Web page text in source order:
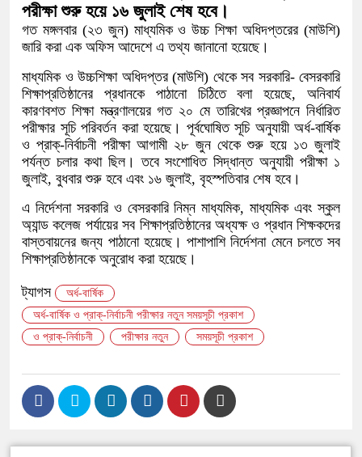
পড়েছে মেহেরপুরবাসী
দিনাজপুর পলিটেকনিক ইনস্টিটিউটের হীরক জয়ন্তী:
আনুষ্ঠানিক উদ্বোধন
পূর্বধলায় কেন্দ্রীয় মন্দিরের ৭১ সদস্যের পূর্ণাঙ্গ
হস্তান্তর
পরীক্ষা শুরু হয়ে ১৬ জুলাই শেষ হবে।
গত মঙ্গলবার (২৩ জুন) মাধ্যমিক ও উচ্চ শিক্ষা অধিদপ্তরের (মাউশি)
জারি করা এক অফিস আদেশে এ তথ্য জানানো হয়েছে।
মাধ্যমিক ও উচ্চশিক্ষা অধিদপ্তর (মাউশি) থেকে সব সরকারি- বেসরকারি
শিক্ষাপ্রতিষ্ঠানের প্রধানকে পাঠানো চিঠিতে বলা হয়েছে, অনিবার্য
কারণবশত শিক্ষা মন্ত্রণালয়ের গত ২০ মে তারিখের প্রজ্ঞাপনে নির্ধারিত
পরীক্ষার সূচি পরিবর্তন করা হয়েছে। পূর্বঘোষিত সূচি অনুযায়ী অর্ধ-বার্ষিক
ও প্রাক্‌-নির্বাচনী পরীক্ষা আগামী ২৮ জুন থেকে শুরু হয়ে ১৩ জুলাই
পর্যন্ত চলার কথা ছিল। তবে সংশোধিত সিদ্ধান্ত অনুযায়ী পরীক্ষা ১
জুলাই, বুধবার শুরু হবে এবং ১৬ জুলাই, বৃহস্পতিবার শেষ হবে।
এ নির্দেশনা সরকারি ও বেসরকারি নিম্ন মাধ্যমিক, মাধ্যমিক এবং স্কুল
অ্যান্ড কলেজ পর্যায়ের সব শিক্ষাপ্রতিষ্ঠানের অধ্যক্ষ ও প্রধান শিক্ষকদের
বাস্তবায়নের জন্য পাঠানো হয়েছে। পাশাপাশি নির্দেশনা মেনে চলতে সব
শিক্ষাপ্রতিষ্ঠানকে অনুরোধ করা হয়েছে।
ট্যাগস
​অর্ধ-বার্ষিক
​অর্ধ-বার্ষিক ও প্রাক্‌-নির্বাচনী পরীক্ষার নতুন সময়সূচী প্রকাশ
ও প্রাক্‌-নির্বাচনী
পরীক্ষার নতুন সময়সূচী প্রকাশ